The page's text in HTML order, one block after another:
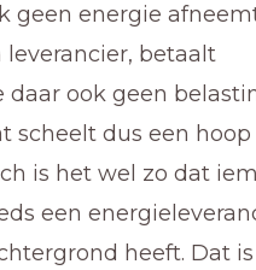
geen energie
leverancier, betaalt
daar ook geen
scheelt dus een hoop
is het wel zo dat
een
heeft. Dat is